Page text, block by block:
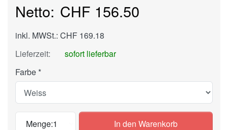
CHF 156.50
inkl. MWSt.: CHF 169.18
Lieferzeit:
sofort lieferbar
Farbe
Menge:1
Pressspan Umschlagdeckel, 350 g/m2,
In den Warenkorb